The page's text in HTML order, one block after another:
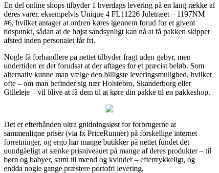
En del online shops tilbyder 1 hverdags levering på en lang række af
deres varer, eksempelvis Unique 4 FL11226 Juletræet – 1197NM
#6, hvilket antager at ordren køres igennem forud for et givent
tidspunkt, sådan at de højst sandsynligt kan nå at få pakken skippet
afsted inden personalet får fri.
Nogle få forhandlere på nettet tilbyder fragt uden gebyr, men
undertiden er det forudsat at der aftages for et præcist beløb. Som
alternativ kunne man vælge den billigste leveringsmulighed, hvilket
ofte – om man befinder sig nær Holstebro, Skanderborg eller
Gilleleje – vil blive at få dem til at køre din pakke til en pakkeshop.
Det er efterhånden ultra gnidningsløst for forbrugerne at
sammenligne priser (via fx PriceRunner) på forskellige internet
forretninger, og ergo har mange butikker på nettet fundet det
uundgåeligt at sænke prisniveauet på mange af deres produkter – til
børn og babyer, samt til mænd og kvinder – eftertrykkeligt, og
endda nogle gange præstere portofri levering.